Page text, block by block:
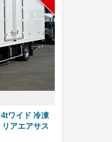
ワイド 冷凍
アエアサス